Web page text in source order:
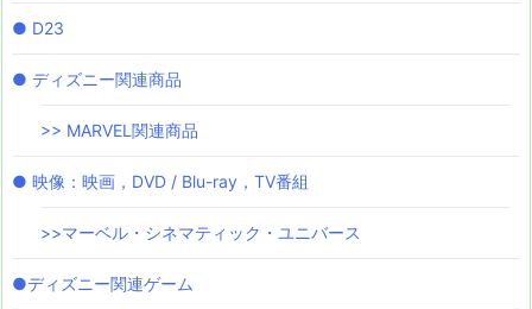
● D23
● ディズニー関連商品
>> MARVEL関連商品
● 映像：映画，DVD / Blu-ray，TV番組
>>マーベル・シネマティック・ユニバース
●ディズニー関連ゲーム